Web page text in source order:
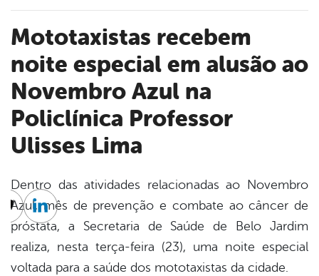
Mototaxistas recebem
noite especial em alusão ao
Novembro Azul na
Policlínica Professor
Ulisses Lima
Dentro das atividades relacionadas ao Novembro
Azul, mês de prevenção e combate ao câncer de
próstata, a Secretaria de Saúde de Belo Jardim
realiza, nesta terça-feira (23), uma noite especial
voltada para a saúde dos mototaxistas da cidade.
Twitter
Linkedin